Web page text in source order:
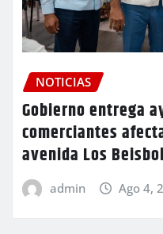
NOTICIAS
Gobierno entrega
comerciantes
avenida Los
admin Ago 4,